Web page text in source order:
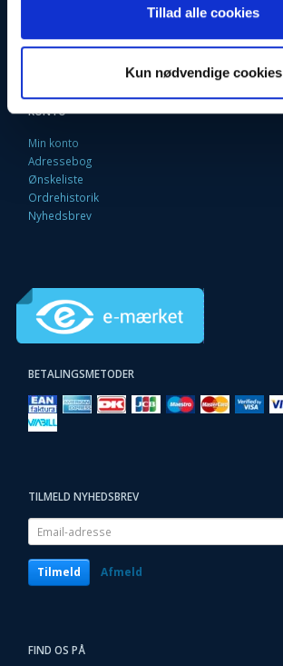
Tillad alle cookies
Kun nødvendige cookies
9 Gode grunde til at handle her
Fortryd købet
KONTO
Min konto
Adressebog
Ønskeliste
Ordrehistorik
Nyhedsbrev
BETALINGSMETODER
TILMELD NYHEDSBREV
Email-
adresse
Tilmeld Afmeld
FIND OS PÅ